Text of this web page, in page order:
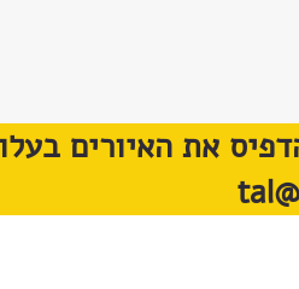
את האיורים